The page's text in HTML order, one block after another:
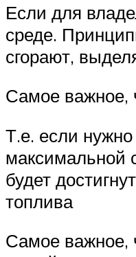
Если для
среде.
сгорают,
Самое важное,
Т.е. если нужно
максимальной
будет
топлива
Самое важное,